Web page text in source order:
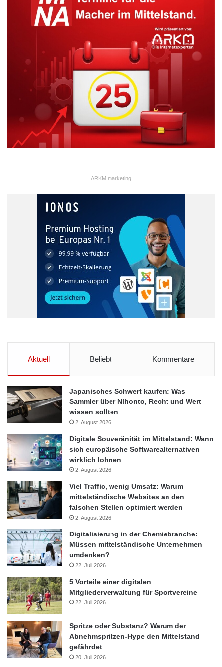
Orginal-Meldung:
http://www.presseportal.de/pm/67525/2299723/-boerse-online-
mitmachfonds-privatanleger-zeigen-es-den-profis/api
Geldanlage Gratis
Verbrauchertipps Vermögensaufbau
ARKM.marketing
Aktuell Beliebt Kommentare
Japanisches Schwert kaufen: Was
Sammler über Nihonto, Recht und Wert
wissen sollten
2. August 2026
Digitale Souveränität im Mittelstand: Wann
sich europäische Softwarealternativen
wirklich lohnen
2. August 2026
Viel Traffic, wenig Umsatz: Warum
mittelständische Websites an den
falschen Stellen optimiert werden
2. August 2026
Digitalisierung in der Chemiebranche:
Müssen mittelständische Unternehmen
umdenken?
22. Juli 2026
5 Vorteile einer digitalen
Mitgliederverwaltung für Sportvereine
22. Juli 2026
Spritze oder Substanz? Warum der
Abnehmspritzen-Hype den Mittelstand
gefährdet
20. Juli 2026